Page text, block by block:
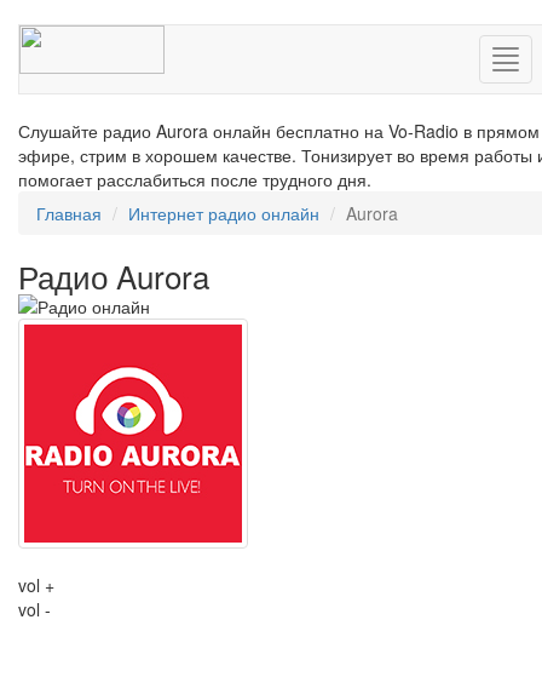
Слушайте радио Aurora онлайн бесплатно на Vo-Radio в прямом
эфире, стрим в хорошем качестве. Тонизирует во время работы
помогает расслабиться после трудного дня.
Главная
Интернет радио онлайн Aurora
Радио Aurora
vol +
vol -